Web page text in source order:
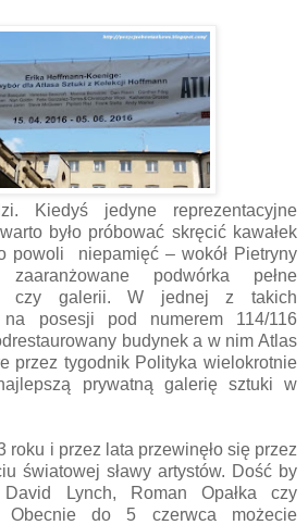
Kiedyś jedyne reprezentacyjne
było próbować skręcić kawałek
powoli niepamięć – wokół Pietryny
podwórka pełne
czy galerii. W jednej z takich
na posesji pod numerem 114/116
budynek a w nim Atlas
przez tygodnik Polityka wielokrotnie
prywatną galerię sztuki w
roku i przez lata przewinęło się przez
światowej sławy artystów. Dość by
Lynch, Roman Opałka czy
Obecnie do 5 czerwca możecie